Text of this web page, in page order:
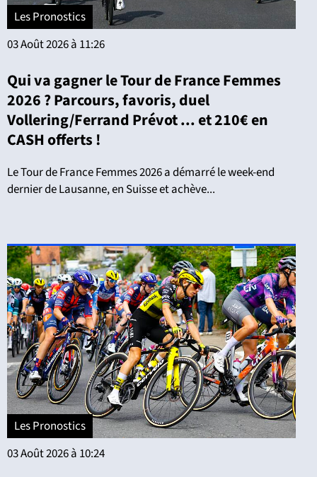
Les Pronostics
03 Août 2026 à 11:26
Qui va gagner le Tour de France Femmes
2026 ? Parcours, favoris, duel
Vollering/Ferrand Prévot ... et 210€ en
CASH offerts !
Le Tour de France Femmes 2026 a démarré le week-end
dernier de Lausanne, en Suisse et achève...
Les Pronostics
03 Août 2026 à 10:24